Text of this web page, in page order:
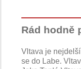
Rád hodně
Vltava je
se do Labe.